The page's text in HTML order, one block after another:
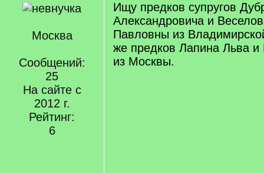
Москва
Сообщений:
25
На сайте с
2012 г.
Рейтинг:
6
Ищу предков супругов
Александровича и
Павловны из
же предков Лапина Льва и
из Москвы.